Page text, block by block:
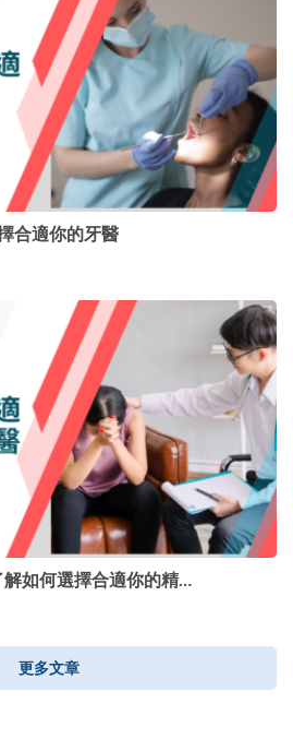
合適你的牙醫
如何選擇合適你的精…
更多文章